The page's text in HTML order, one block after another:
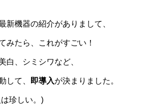
新機器の紹介がありまして、
みたら、これがすごい！
白、シミシワなど、
して、 即導入が決まりました。
珍しい。)